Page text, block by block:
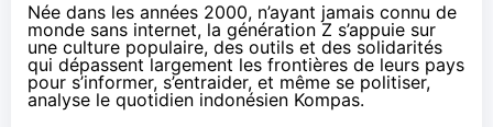
Née dans les années 2000, n’ayant jamais connu de
monde sans internet, la génération Z s’appuie sur
une culture populaire, des outils et des solidarités
qui dépassent largement les frontières de leurs pays
pour s’informer, s’entraider, et même se politiser,
analyse le quotidien indonésien Kompas.